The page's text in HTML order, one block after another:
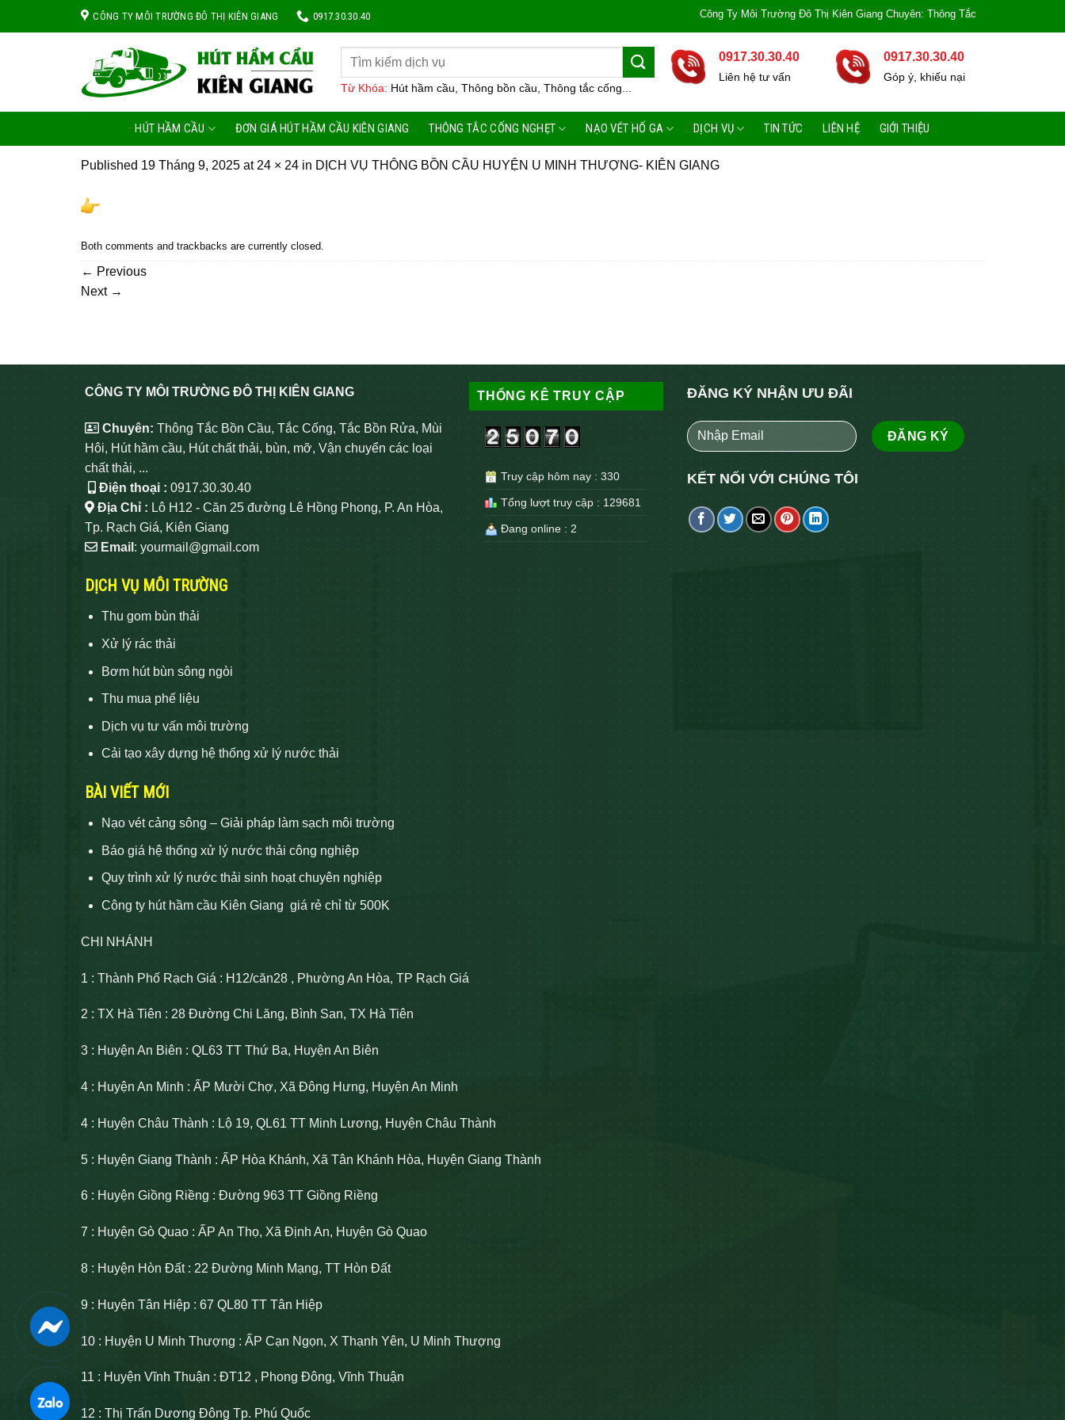
CÔNG TY MÔI TRƯỜNG ĐÔ THỊ KIÊN GIANG 0917.30.30.40 Công Ty Môi Trường Đô Thị Kiên Giang Chuyên: Thông Tắc Bồn Cầu, Tắc Cống,
Từ Khóa: Hút hầm cầu, Thông bồn cầu, Thông tắc cống...
0917.30.30.40
Liên hệ tư vấn
0917.30.30.40
Góp ý, khiếu nại
HÚT HẦM CẦU ĐƠN GIÁ HÚT HẦM CẦU KIÊN GIANG THÔNG TẮC CỐNG NGHẸT NẠO VÉT HỐ GA DỊCH VỤ TIN TỨC LIÊN HỆ GIỚI THIỆU
Published 19 Tháng 9, 2025 at 24 × 24 in DỊCH VỤ THÔNG BỒN CẦU HUYỆN U MINH THƯỢNG- KIÊN GIANG
Both comments and trackbacks are currently closed.
← Previous
Next →
CÔNG TY MÔI TRƯỜNG ĐÔ THỊ KIÊN GIANG
Chuyên: Thông Tắc Bồn Cầu, Tắc Cống, Tắc Bồn Rửa, Mùi
Hôi, Hút hầm cầu, Hút chất thải, bùn, mỡ, Vận chuyển các loại
chất thải, ...
Điện thoại : 0917.30.30.40
Địa Chỉ : Lô H12 - Căn 25 đường Lê Hồng Phong, P. An Hòa,
Tp. Rạch Giá, Kiên Giang
Email : yourmail@gmail.com
DỊCH VỤ MÔI TRƯỜNG
Thu gom bùn thải
Xử lý rác thải
Bơm hút bùn sông ngòi
Thu mua phế liệu
Dịch vụ tư vấn môi trường
Cải tạo xây dựng hệ thống xử lý nước thải
BÀI VIẾT MỚI
Nạo vét cảng sông – Giải pháp làm sạch môi trường
Báo giá hệ thống xử lý nước thải công nghiệp
Quy trình xử lý nước thải sinh hoạt chuyên nghiệp
Công ty hút hầm cầu Kiên Giang giá rẻ chỉ từ 500K
THỐNG KÊ TRUY CẬP
Truy cập hôm nay : 330
Tổng lượt truy cập : 129681
Đang online : 2
ĐĂNG KÝ NHẬN ƯU ĐÃI
KẾT NỐI VỚI CHÚNG TÔI
CHI NHÁNH
1 : Thành Phố Rạch Giá : H12/căn28 , Phường An Hòa, TP Rạch Giá
2 : TX Hà Tiên : 28 Đường Chi Lăng, Bình San, TX Hà Tiên
3 : Huyện An Biên : QL63 TT Thứ Ba, Huyện An Biên
4 : Huyện An Minh : ẤP Mười Chợ, Xã Đông Hưng, Huyện An Minh
4 : Huyện Châu Thành : Lộ 19, QL61 TT Minh Lương, Huyện Châu Thành
5 : Huyện Giang Thành : ẤP Hòa Khánh, Xã Tân Khánh Hòa, Huyện Giang Thành
6 : Huyện Giồng Riềng : Đường 963 TT Giồng Riềng
7 : Huyện Gò Quao : ẤP An Thọ, Xã Định An, Huyện Gò Quao
8 : Huyện Hòn Đất : 22 Đường Minh Mạng, TT Hòn Đất
9 : Huyện Tân Hiệp : 67 QL80 TT Tân Hiệp
10 : Huyện U Minh Thượng : ẤP Cạn Ngọn, X Thạnh Yên, U Minh Thượng
11 : Huyện Vĩnh Thuận : ĐT12 , Phong Đông, Vĩnh Thuận
12 : Thị Trấn Dương Đông Tp. Phú Quốc